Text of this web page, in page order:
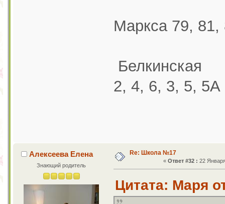
Маркса 79, 81,
Белкинская
2, 4, 6, 3, 5, 5А
Алексеева Елена
Знающий родитель
Re: Школа №17
« Ответ #32 : 22
Цитата: Маря